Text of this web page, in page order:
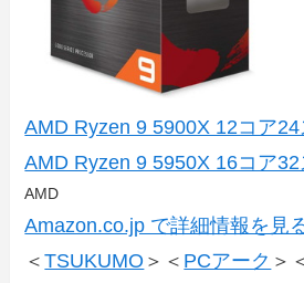
AMD Ryzen 9 5900X 12コア24
AMD Ryzen 9 5950X 16コア32
AMD
Amazon.co.jp で詳細情報を見
＜TSUKUMO ＞＜ PCアーク ＞